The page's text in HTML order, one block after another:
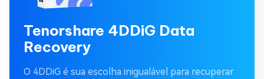
Tenorshare 4DDiG Data
Recovery
O 4DDiG é sua escolha inigualável para recuperar